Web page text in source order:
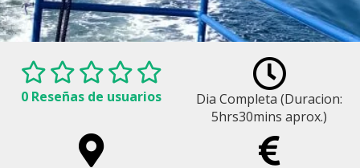
0 Reseñas de usuarios
Dia Completa (Duracion:
5hrs30mins aprox.)